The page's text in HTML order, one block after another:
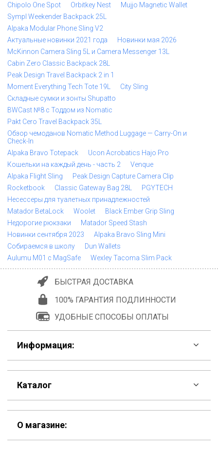
Chipolo One Spot
Orbitkey Nest
Mujjo Magnetic Wallet
Sympl Weekender Backpack 25L
Alpaka Modular Phone Sling V2
Актуальные новинки 2021 года
Новинки мая 2026
McKinnon Camera Sling 5L и Camera Messenger 13L
Cabin Zero Classic Backpack 28L
Peak Design Travel Backpack 2 in 1
Moment Everything Tech Tote 19L
City Sling
Складные сумки и зонты Shupatto
BWCast №8 с Тоддом из Nomatic
Pakt Cero Travel Backpack 35L
Обзор чемоданов Nomatic Method Luggage — Carry-On и
Check-In
Alpaka Bravo Totepack
Ucon Acrobatics Hajo Pro
Кошельки на каждый день - часть 2
Venque
Alpaka Flight Sling
Peak Design Capture Camera Clip
Rocketbook
Classic Gateway Bag 28L
PGYTECH
Несессеры для туалетных принадлежностей
Matador BetaLock
Woolet
Black Ember Grip Sling
Недорогие рюкзаки
Matador Speed Stash
Новинки сентября 2023
Alpaka Bravo Sling Mini
Собираемся в школу
Dun Wallets
Aulumu M01 с MagSafe
Wexley Tacoma Slim Pack
БЫСТРАЯ ДОСТАВКА
100% ГАРАНТИЯ ПОДЛИННОСТИ
УДОБНЫЕ СПОСОБЫ ОПЛАТЫ
Информация:
F.A.Q
Контакты
Шоурум
Материалы
Каталог
Скидки
Кошельки
О магазине: